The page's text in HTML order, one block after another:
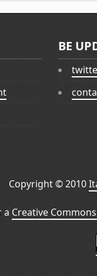
BE
Copyright © 2010
a Creative